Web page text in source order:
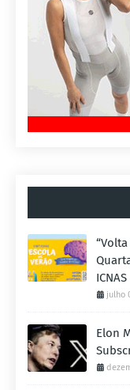
ICNAS
julho
Elon